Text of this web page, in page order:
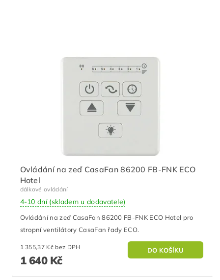
Ovládání na zeď CasaFan 86200 FB-FNK ECO
Hotel
dálkové ovládání
4-10 dní (skladem u dodavatele)
Ovládání na zeď CasaFan 86200 FB-FNK ECO Hotel pro
stropní ventilátory CasaFan řady ECO.
1 355,37 Kč bez DPH
1 640 Kč